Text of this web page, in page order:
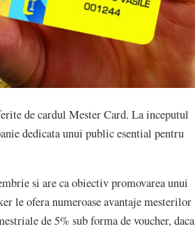
de cardul Mester Card. La inceputul
dedicata unui public esential pentru
si are ca obiectiv promovarea unui
le ofera numeroase avantaje mesterilor
de 5% sub forma de voucher, daca